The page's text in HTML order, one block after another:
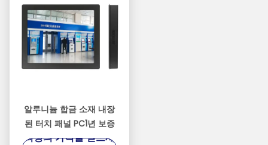
알루니늄 합금 소재 내장
된 터치 패널 PC1년 보증
최상의 가격을 얻으세